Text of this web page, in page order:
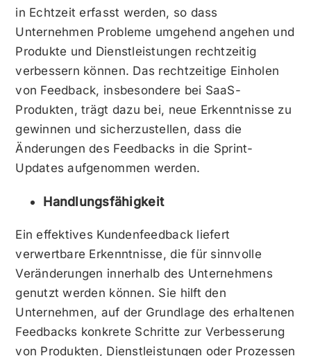
in Echtzeit erfasst werden, so dass
Unternehmen Probleme umgehend angehen und
Produkte und Dienstleistungen rechtzeitig
verbessern können. Das rechtzeitige Einholen
von Feedback, insbesondere bei SaaS-
Produkten, trägt dazu bei, neue Erkenntnisse zu
gewinnen und sicherzustellen, dass die
Änderungen des Feedbacks in die Sprint-
Updates aufgenommen werden.
Handlungsfähigkeit
Ein effektives Kundenfeedback liefert
verwertbare Erkenntnisse, die für sinnvolle
Veränderungen innerhalb des Unternehmens
genutzt werden können. Sie hilft den
Unternehmen, auf der Grundlage des erhaltenen
Feedbacks konkrete Schritte zur Verbesserung
von Produkten, Dienstleistungen oder Prozessen